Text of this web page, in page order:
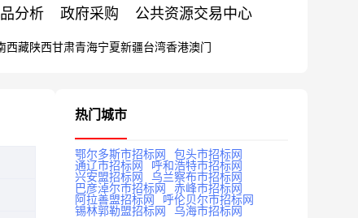
分析 政府采购 公共资源交易中心
西藏陕西甘肃青海宁夏新疆台湾香港澳门
热门城市
鄂尔多斯市招标网
包头市招标网
通辽市招标网
呼和浩特市招标网
兴安盟招标网
乌兰察布市招标网
巴彦淖尔市招标网
赤峰市招标网
阿拉善盟招标网
呼伦贝尔市招标网
锡林郭勒盟招标网
乌海市招标网